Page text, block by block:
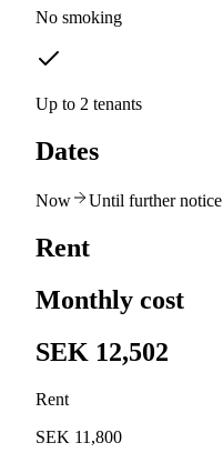
No smoking
Up to 2 tenants
Dates
Now Until further notice
Rent
Monthly cost
SEK 12,502
Rent
SEK 11,800